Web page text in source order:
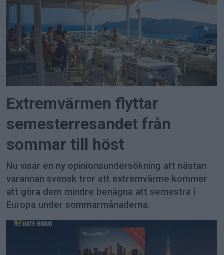
Extremvärmen flyttar
semesterresandet från
sommar till höst
Nu visar en ny opinionsundersökning att nästan
varannan svensk tror att extremvärme kommer
att göra dem mindre benägna att semestra i
Europa under sommarmånaderna.